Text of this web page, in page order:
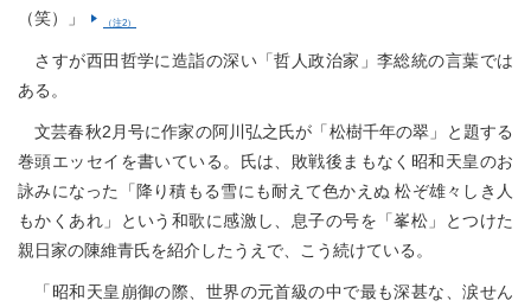
（笑）」
（注2）
さすが西田哲学に造詣の深い「哲人政治家」李総統の言葉では
ある。
文芸春秋2月号に作家の阿川弘之氏が「松樹千年の翠」と題する
巻頭エッセイを書いている。氏は、敗戦後まもなく昭和天皇のお
詠みになった「降り積もる雪にも耐えて色かえぬ 松ぞ雄々しき人
もかくあれ」という和歌に感激し、息子の号を「峯松」とつけた
親日家の陳維青氏を紹介したうえで、こう続けている。
「昭和天皇崩御の際、世界の元首級の中で最も深甚な、涙せん